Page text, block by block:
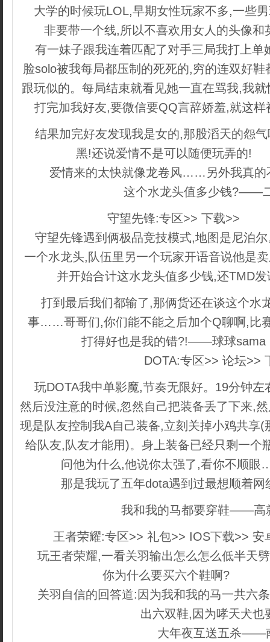
大学的时候玩LOL,早期女性玩家不多,一些
非要带一个线,所以不喜欢用女人的头像
有一妹子跟我连着匹配了对手三局我打上单
脸solo被我每局都压制的死死的,穷的连双好
跟玩似的。每局结束就看见她一直在骂我,我
打完加我好友,要微信要QQ言辞娇羞,就这
结果加完好友发现我是女的,那股滔天的怨
黑!还说爱情不是可以随便玩弄的!
爱情来的太快就像龙卷风……另外我真
这个水龙头值多少钱?——
守望先锋:专区>> 下载>>
守望先锋遇到俩极品竞技模式,地图是尼泊
一个水龙头,队伍里另一个玩家开语音说他是
并开始合计这水龙头值多少钱,还TMD
打到最后我们都输了,那俩货还在谈这个水
事……哥哥们,你们能不能之后加个Q聊啊,比
打得好也是我的错?!——球球sama
DOTA:专区>> 论坛>>
玩DOTA我中单影魔,节奏无限好。19分钟
然后没注意的时候,忽然自己把装备丢了下来,
现是队友控制我A自己装备,立刻关掉小鸡共享
给队友,队友才能用)。身上装备已经只剩一个
问他为什么,他说你太强了,看你不顺
那是我玩了五年dota遇到过最想顺着
我和我的马都要穿鞋——高
王者荣耀:专区>> 礼包>> IOS下载>>
玩王者荣耀,一看关羽输出怎么怎么低半天
你为什么要买六个鞋啊?
关羽自信的回答道:因为我和我的马一共六
出六双鞋,因为哮天犬也
大年夜互送五杀——